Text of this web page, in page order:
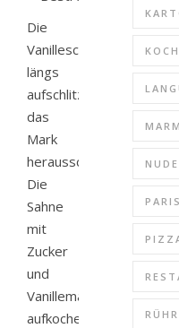
Die
Vanilleschote
längs
aufschlitzen,
das
Mark
herausschaben.
Die
Sahne
mit
Zucker
und
Vanillemark
aufkochen.
PARIS